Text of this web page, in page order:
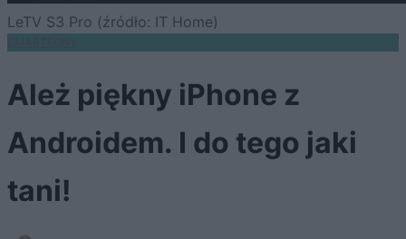
LeTV S3 Pro (źródło: IT Home)
Ależ piękny iPhone z
Androidem. I do tego jaki
tani!